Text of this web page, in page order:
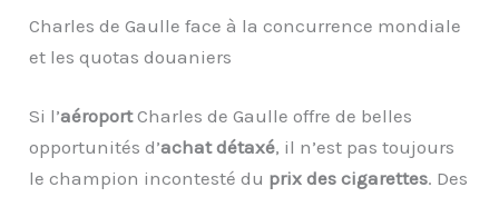
Charles de Gaulle face à la concurrence mondiale
et les quotas douaniers
Si l’aéroportCharles de Gaulle offre de belles
opportunités d’achat détaxé, il n’est pas toujours
le champion incontesté du prix des cigarettes. Des